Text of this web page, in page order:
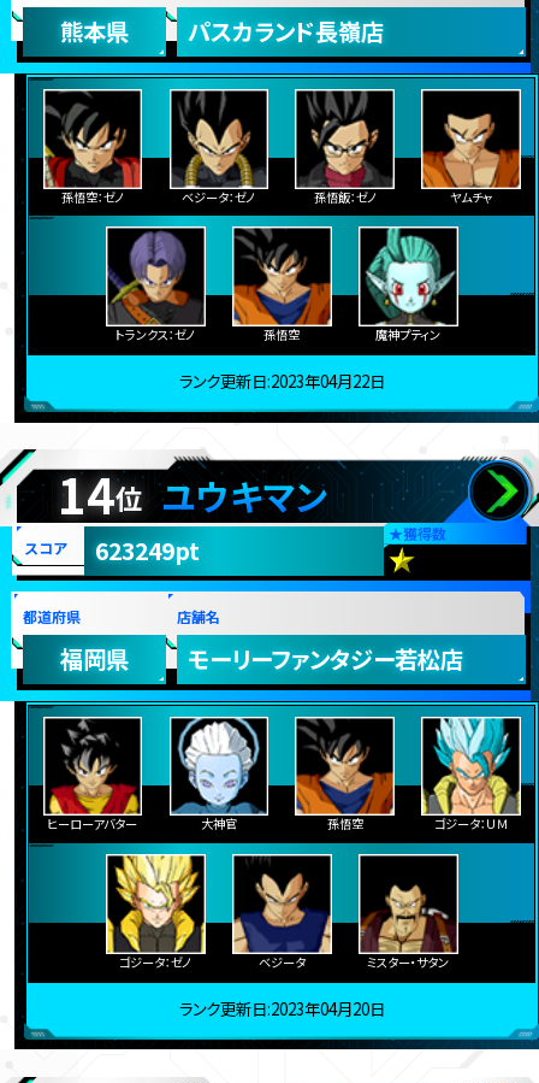
熊本県 パスカランド長嶺店
孫悟空：ゼノ ベジータ：ゼノ 孫悟飯：ゼノ ヤムチャ
トランクス：ゼノ 孫悟空 魔神プティン
ランク更新日:2023年04月22日
14位 ユウキマン
★獲得数
スコア 623249pt
都道府県
福岡県
店舗名
モーリーファンタジー若松店
ヒーローアバター 大神官 孫悟空 ゴジータ：ＵＭ
ゴジータ：ゼノ ベジータ ミスター・サタン
ランク更新日:2023年04月20日